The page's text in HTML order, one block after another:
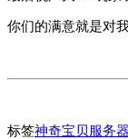
你们的满意就是对
标签神奇宝贝服务器